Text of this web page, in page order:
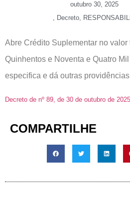
outubro 30, 2025
, Decreto,
Abre Crédito Suplementar no
Quinhentos e Noventa e Quatro
especifica e dá outras
Decreto de nº 89, de 30 de outubro de 2025
COMPARTILHE